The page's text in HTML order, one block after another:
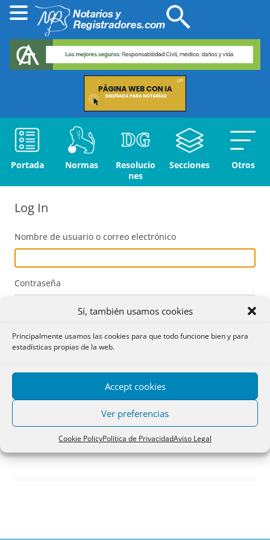
Sí, también usamos cookies
Principalmente usamos las cookies para que todo funcione bien y para
estadísticas propias de la web.
Accept cookies
Ver preferencias
Cookie PolicyPolítica de PrivacidadAviso Legal
Portada Normas
Resolucio
nes
Secciones Otros
Log In
Nombre de usuario o correo electrónico
Contraseña
Acceder
Registro
¿Has olvidado tu contraseña?